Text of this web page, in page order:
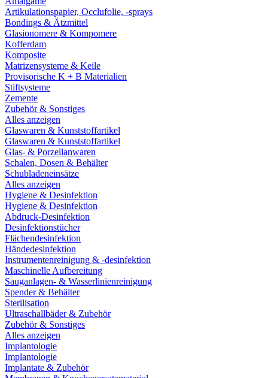
Artikulationspapier, Occlufolie, -sprays
Bondings & Ätzmittel
Glasionomere & Kompomere
Kofferdam
Komposite
Matrizensysteme & Keile
Provisorische K + B Materialien
Stiftsysteme
Zemente
Zubehör & Sonstiges
Alles anzeigen
Glaswaren & Kunststoffartikel
Glaswaren & Kunststoffartikel
Glas- & Porzellanwaren
Schalen, Dosen & Behälter
Schubladeneinsätze
Alles anzeigen
Hygiene & Desinfektion
Hygiene & Desinfektion
Abdruck-Desinfektion
Desinfektionstücher
Flächendesinfektion
Händedesinfektion
Instrumentenreinigung & -desinfektion
Maschinelle Aufbereitung
Sauganlagen- & Wasserlinienreinigung
Spender & Behälter
Sterilisation
Ultraschallbäder & Zubehör
Zubehör & Sonstiges
Alles anzeigen
Implantologie
Implantologie
Implantate & Zubehör